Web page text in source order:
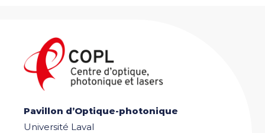
Pavillon d’Optique-photonique
Université Laval